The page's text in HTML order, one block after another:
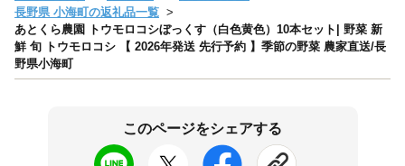
長野県 小海町の返礼品一覧
あとくら農園 トウモロコシぼっくす（白色黄色）10本セット| 野菜 新
鮮 旬 トウモロコシ 【 2026年発送 先行予約 】季節の野菜 農家直送/長
野県小海町
このページをシェアする